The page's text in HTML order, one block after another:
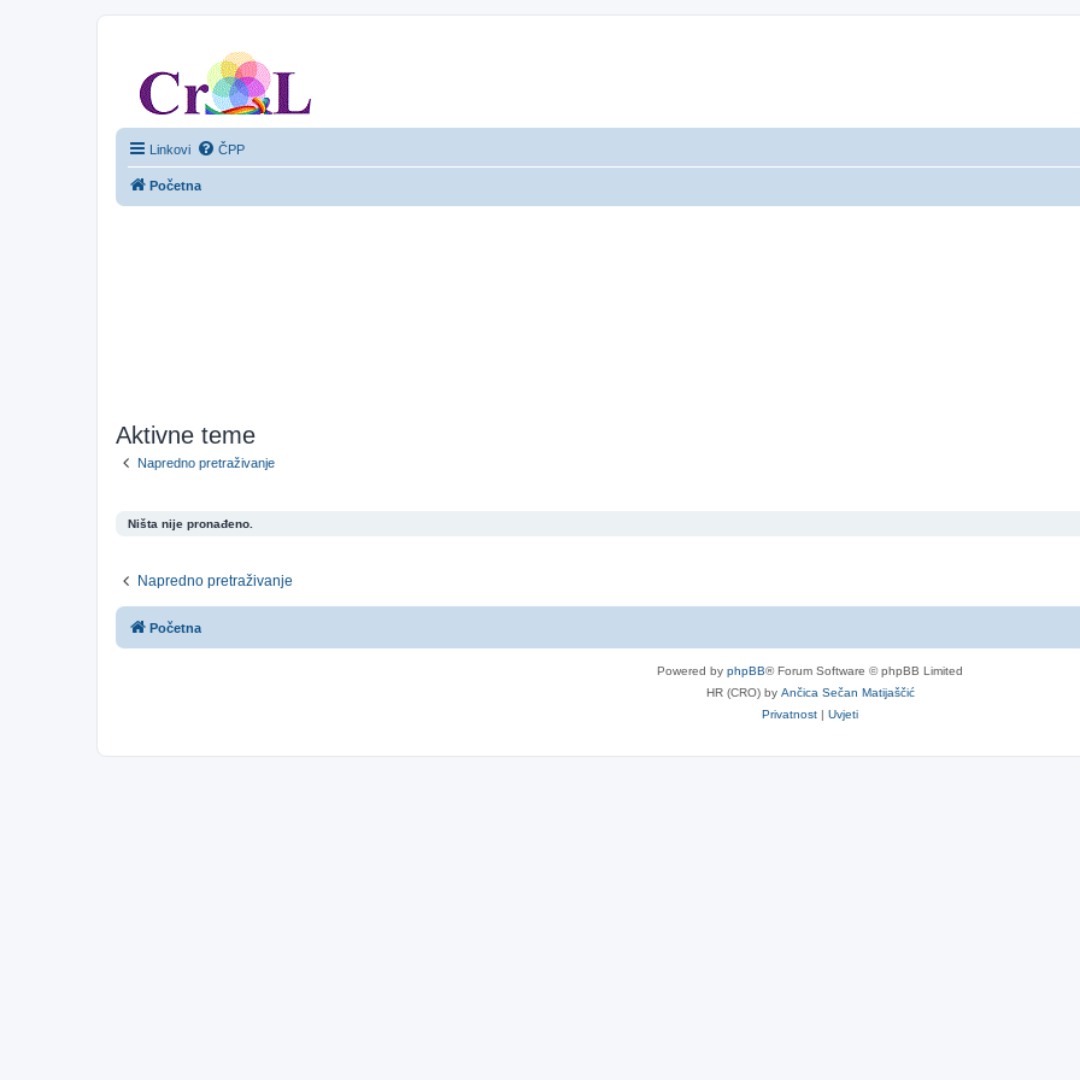
Linkovi ČPP
Početna
Aktivne teme
Napredno pretraživanje
Ništa nije pronađeno.
Napredno pretraživanje
Početna
Powered by phpBB® Forum Software © phpBB Limited
HR (CRO) by Ančica Sečan Matijaščić
Privatnost | Uvjeti